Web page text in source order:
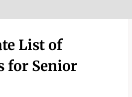
List of
for Senior